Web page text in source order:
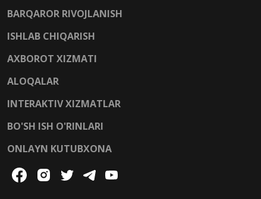
BARQAROR RIVOJLANISH
ISHLAB CHIQARISH
AXBOROT XIZMATI
ALOQALAR
INTERAKTIV XIZMATLAR
BO'SH ISH O'RINLARI
ONLAYN KUTUBXONA